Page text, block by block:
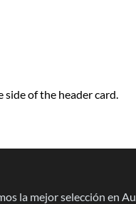
of the header card.
la mejor selección en